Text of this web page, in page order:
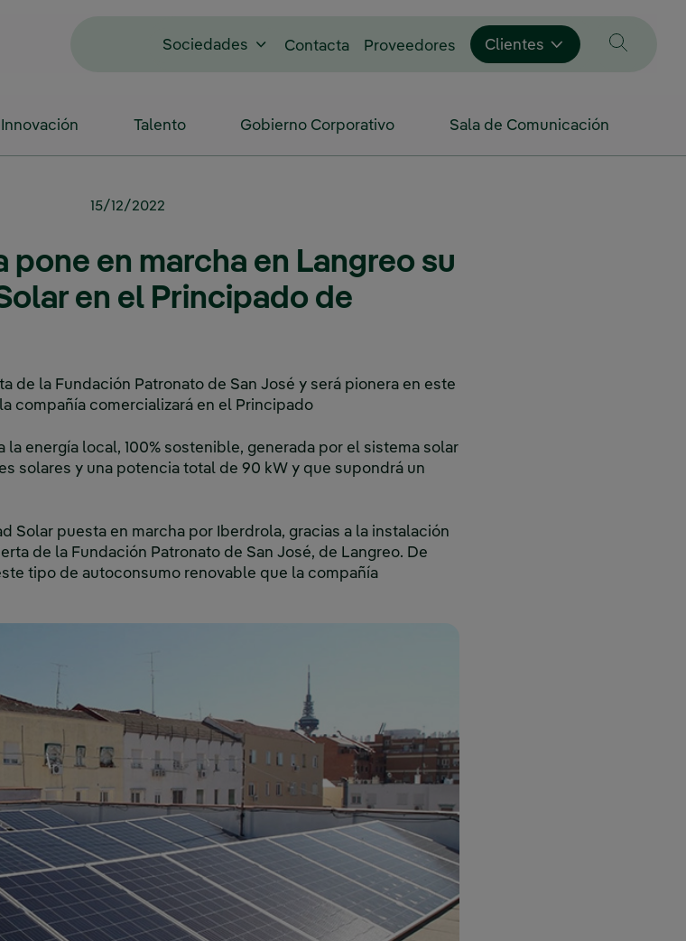
Sociedades Contacta ProveedoresEnlace externo, se abre en
Clientes
Innovación Talento Gobierno Corporativo Sala de Comunicación
15/12/2022
pone en marcha en Langreo su
en el Principado de
de la Fundación Patronato de San José y será pionera en este
compañía comercializará en el Principado
la energía local, 100% sostenible, generada por el sistema solar
solares y una potencia total de 90 kW y que supondrá un
Solar puesta en marcha por Iberdrola, gracias a la instalación
de la Fundación Patronato de San José, de Langreo. De
tipo de autoconsumo renovable que la compañía